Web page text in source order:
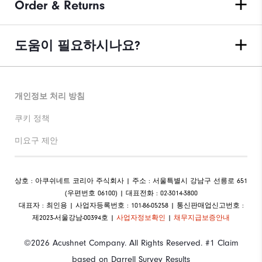
Order & Returns
도움이 필요하시나요?
©2026 Acushnet Company. All Rights Reserved. #1 Claim
based on Darrell Survey Results
개인정보 처리 방침
쿠키 정책
미요구 제안
상호 : 아쿠쉬네트 코리아 주식회사 | 주소 : 서울특별시 강남구 선릉로 651
(우편번호 06100) | 대표전화 : 02-3014-3800
대표자 : 최인용 | 사업자등록번호 : 101-86-05258 | 통신판매업신고번호 :
제2023-서울강남-00394호 | 사업자정보확인 | 채무지급보증안내